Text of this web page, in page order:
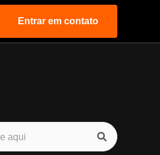
Entrar em contato